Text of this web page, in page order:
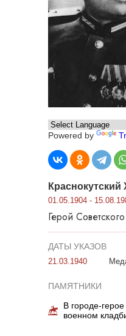
Powered by
01.05.1904 -
Герой
ДАТЫ УКАЗОВ
21.03.1940
ПАМЯТНИКИ
В городе-
военном